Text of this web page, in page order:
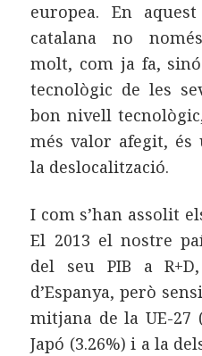
europea. En
catalana no
molt, com ja fa,
tecnològic de les
bon nivell
més valor afegit, és
la deslocalització.
I com s’han assolit
El 2013 el nostre
del seu PIB a
d’Espanya, però
mitjana de la UE-27
Japó (3.26%) i a la